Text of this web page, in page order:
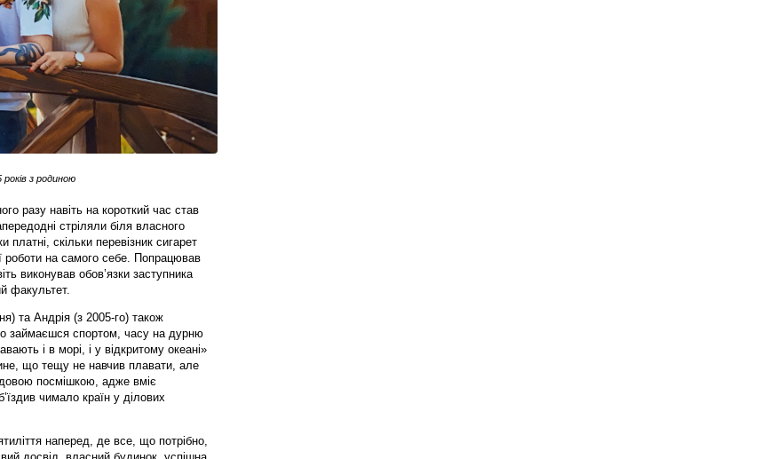
з родиною
разу навіть на короткий час став
стріляли біля власного
скільки перевізник сигарет
роботи на самого себе. Попрацював
виконував обов’язки заступника
факультет.
та Андрія (з 2005-го) також
займаєшся спортом, часу на дурню
і в морі, і у відкритому океані»
що тещу не навчив плавати, але
посмішкою, адже вміє
чимало країн у ділових
наперед, де все, що потрібно,